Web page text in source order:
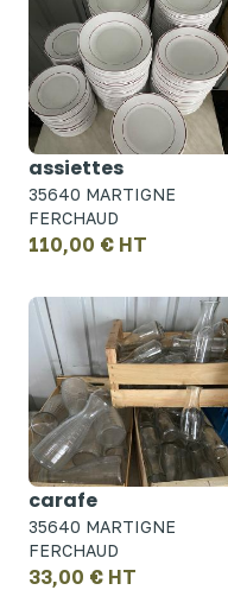
assiettes
35640 MARTIGNE
FERCHAUD
110,00 € HT
carafe
35640 MARTIGNE
FERCHAUD
33,00 € HT